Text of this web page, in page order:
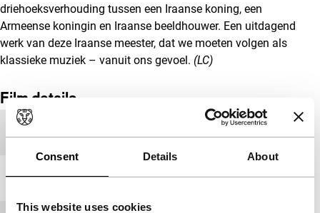
Consent Details About
This website uses cookies
driehoeksverhouding tussen een Iraanse koning, een
Armeense koningin en Iraanse beeldhouwer. Een uitdagend
werk van deze Iraanse meester, dat we moeten volgen als
klassieke muziek – vanuit ons gevoel. (LC)
Film details
Jaar 2008